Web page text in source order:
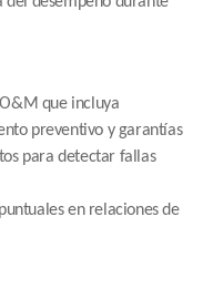
que incluya
preventivo y garantías
para detectar fallas
en relaciones de